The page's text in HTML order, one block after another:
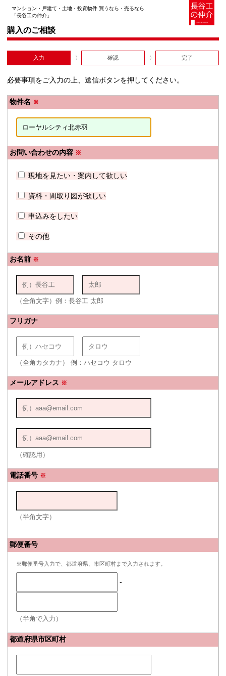
マンション・戸建て・土地・投資物件 買うなら・売るなら
「長谷工の仲介」
購入のご相談
入力 確認 完了
必要事項をご入力の上、送信ボタンを押してください。
物件名 ※
お問い合わせの内容 ※
現地を見たい・案内して欲しい
資料・間取り図が欲しい
申込みをしたい
その他
お名前 ※
（全角文字）例：長谷工 太郎
フリガナ
（全角カタカナ） 例：ハセコウ タロウ
メールアドレス ※
（確認用）
電話番号 ※
（半角文字）
郵便番号
※郵便番号入力で、都道府県、市区町村まで入力されます。
-
（半角で入力）
都道府県市区町村